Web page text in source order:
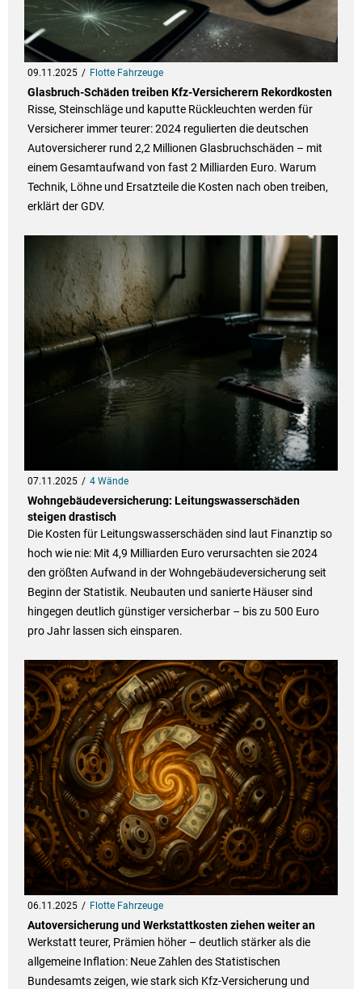
09.11.2025 Flotte Fahrzeuge
Glasbruch-Schäden treiben Kfz-Versicherern Rekordkosten
Risse, Steinschläge und kaputte Rückleuchten werden für
Versicherer immer teurer: 2024 regulierten die deutschen
Autoversicherer rund 2,2 Millionen Glasbruchschäden – mit
einem Gesamtaufwand von fast 2 Milliarden Euro. Warum
Technik, Löhne und Ersatzteile die Kosten nach oben treiben,
erklärt der GDV.
07.11.2025 4 Wände
Wohngebäudeversicherung: Leitungswasserschäden
steigen drastisch
Die Kosten für Leitungswasserschäden sind laut Finanztip so
hoch wie nie: Mit 4,9 Milliarden Euro verursachten sie 2024
den größten Aufwand in der Wohngebäudeversicherung seit
Beginn der Statistik. Neubauten und sanierte Häuser sind
hingegen deutlich günstiger versicherbar – bis zu 500 Euro
pro Jahr lassen sich einsparen.
06.11.2025 Flotte Fahrzeuge
Autoversicherung und Werkstattkosten ziehen weiter an
Werkstatt teurer, Prämien höher – deutlich stärker als die
allgemeine Inflation: Neue Zahlen des Statistischen
Bundesamts zeigen, wie stark sich Kfz-Versicherung und